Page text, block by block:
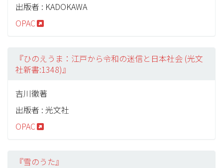
出版者 : KADOKAWA
OPAC
『ひのえうま：江戸から令和の迷信と日本社会 (光文
社新書:1348)』
吉川徹著
出版者 : 光文社
OPAC
『雪のうた』